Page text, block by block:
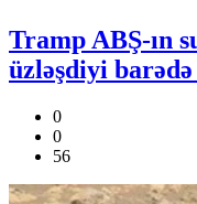
Tramp ABŞ-ın
üzləşdiyi
0
0
56